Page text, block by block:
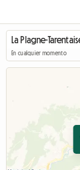
En cualquier momento